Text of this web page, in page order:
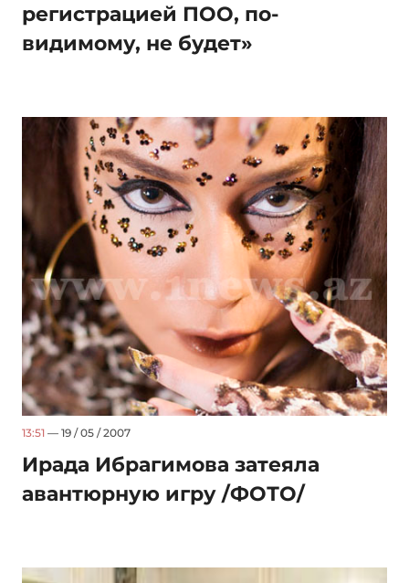
регистрацией ПОО, по-
видимому, не будет»
13:51 — 19 / 05 / 2007
Ирада Ибрагимова затеяла
авантюрную игру /ФОТО/